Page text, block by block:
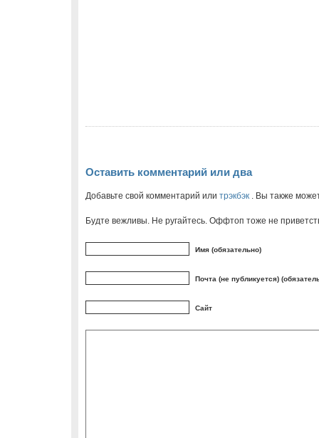
Оставить комментарий или два
Добавьте свой комментарий или трэкбэк . Вы также
Будте вежливы. Не ругайтесь. Оффтоп тоже не
Имя (обязательно)
Почта (не публикуется)
Сайт